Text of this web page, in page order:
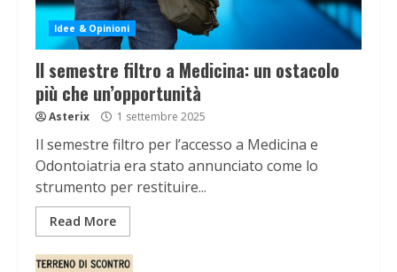
Idee & Opinioni
Il semestre filtro a Medicina: un ostacolo
più che un’opportunità
Asterix 1 settembre 2025
Il semestre filtro per l’accesso a Medicina e
Odontoiatria era stato annunciato come lo
strumento per restituire...
Read More